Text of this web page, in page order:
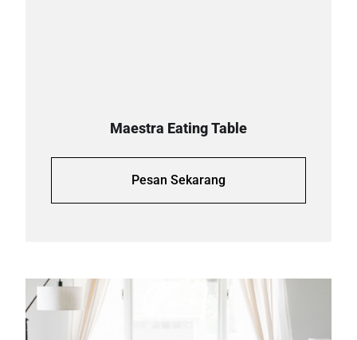
Maestra Eating Table
Pesan Sekarang